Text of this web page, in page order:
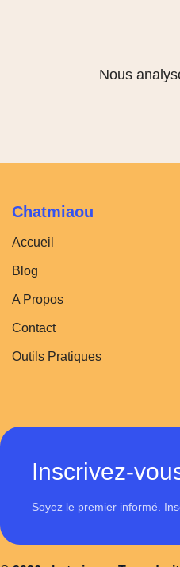
Nous
Chatmiaou
Accueil
Blog
A Propos
Contact
Outils Pratiques
Inscrivez-
Soyez le premier informé.